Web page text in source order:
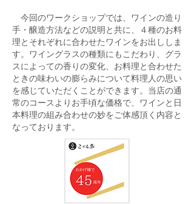
今回のワークショップでは、ワインの造り
手・醸造方法などの説明と共に、４種のお料
理とそれぞれに合わせたワインをお出ししま
す。ワイングラスの種類にもこだわり、グラ
スによっての香りの変化、お料理と合わせた
ときの味わいの膨らみについて料理人の思い
を感じていただくことができます。当店の通
常のコースよりお手頃な価格で、ワインと日
本料理の組み合わせの妙をご体感頂く内容と
なっております。